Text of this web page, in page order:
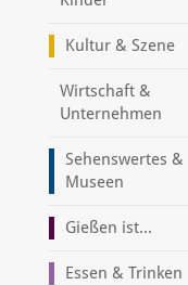
Kultur & Szene
Wirtschaft &
Unternehmen
Sehenswertes &
Museen
Gießen ist...
Essen & Trinken